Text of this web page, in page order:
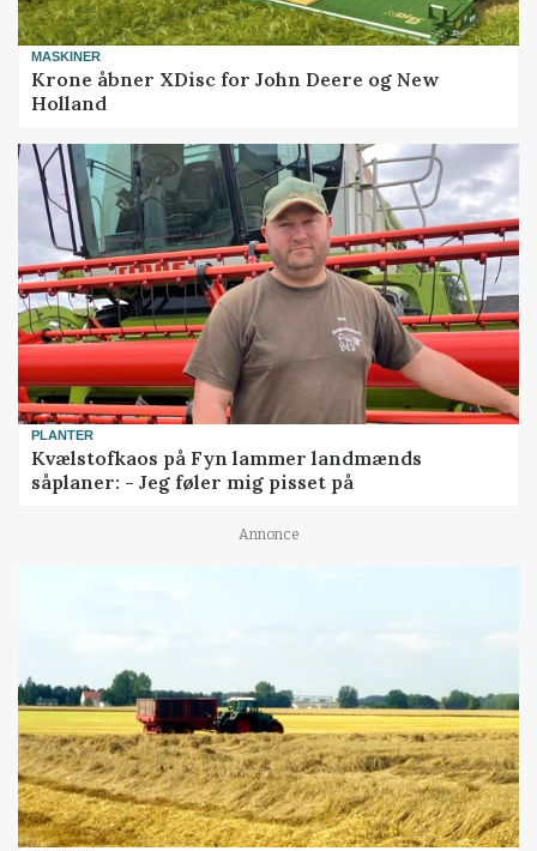
MASKINER
Krone åbner XDisc for John Deere og New
Holland
PLANTER
Kvælstofkaos på Fyn lammer landmænds
såplaner: - Jeg føler mig pisset på
Annonce